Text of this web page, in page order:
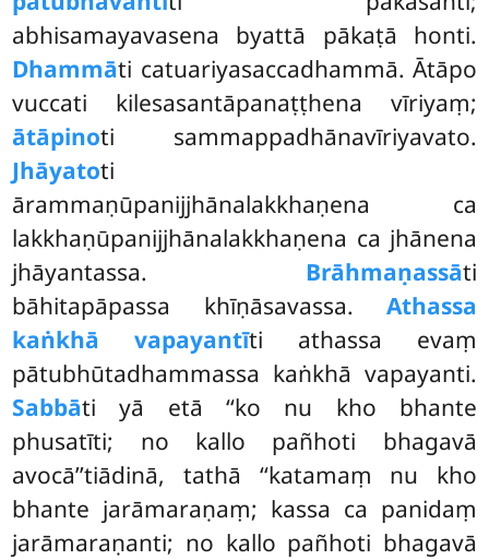
abhisamayavasena byattā pākaṭā honti.
Dhammāti catuariyasaccadhammā. Ātāpo
vuccati kilesasantāpanaṭṭhena vīriyaṃ;
ātāpinoti sammappadhānavīriyavato.
Jhāyatoti
ārammaṇūpanijjhānalakkhaṇena ca
lakkhaṇūpanijjhānalakkhaṇena ca jhānena
jhāyantassa. Brāhmaṇassāti
bāhitapāpassa khīṇāsavassa. Athassa
kaṅkhā vapayantīti athassa evaṃ
pātubhūtadhammassa kaṅkhā vapayanti.
Sabbāti yā etā ‘‘ko nu kho bhante
phusatīti; no kallo pañhoti bhagavā
avocā’’tiādinā, tathā ‘‘katamaṃ nu kho
bhante jarāmaraṇaṃ; kassa ca panidaṃ
jarāmaraṇanti; no kallo pañhoti bhagavā